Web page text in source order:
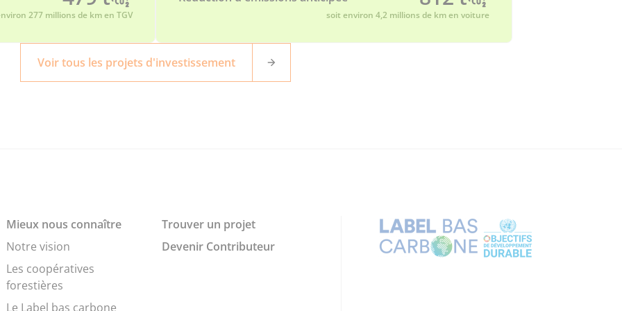
277 millions de km en TGV soit environ 4,2 millions de km en voiture
Voir tous les projets d'investissement
Mieux nous connaître
Notre vision
Les coopératives
forestières
Le Label bas carbone
Trouver un projet
Devenir Contributeur